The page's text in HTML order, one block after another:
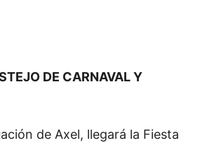
DE CARNAVAL Y
de Axel, llegará la Fiesta